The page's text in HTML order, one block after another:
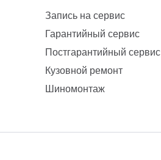
Запись на сервис
Гарантийный сервис
Постгарантийный сервис
Кузовной ремонт
Шиномонтаж